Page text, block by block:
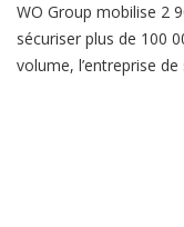
WO Group mobilise 2
sécuriser plus de 100
volume, l’entreprise de